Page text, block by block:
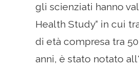
gli scienziati hanno
Health Study“ in cui
di età compresa tra
anni, è stato notato